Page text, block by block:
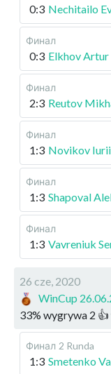
0:3 Nechitailo
Финал
0:3 Elkhov Artur
Финал
2:3 Reutov
Финал
1:3 Novikov Iurii
Финал
1:3 Shapoval
Финал
1:3 Vavreniuk
26 cze, 2020
WinCup
33% wygrywa 2 👍
Финал 2 Runda
1:3 Smetenko